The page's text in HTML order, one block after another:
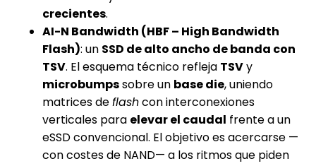
crecientes.
AI-N Bandwidth (HBF – High Bandwidth
Flash): un SSD de alto ancho de banda con
TSV. El esquema técnico refleja TSVy
microbumpssobre un base die, uniendo
matrices deflashcon interconexiones
verticales para elevar el caudal frente a un
eSSD convencional. El objetivo es acercarse —
con costes de NAND— a los ritmos que piden